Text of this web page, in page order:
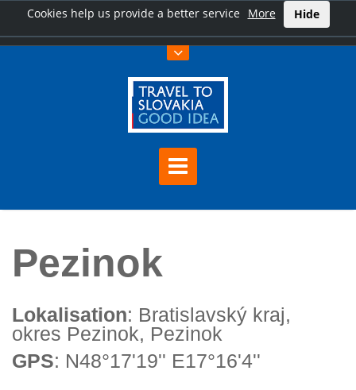
Cookies help us provide a better service More Hide
Pezinok
Lokalisation: Bratislavský kraj,
okres Pezinok, Pezinok
GPS: N48°17'19'' E17°16'4''